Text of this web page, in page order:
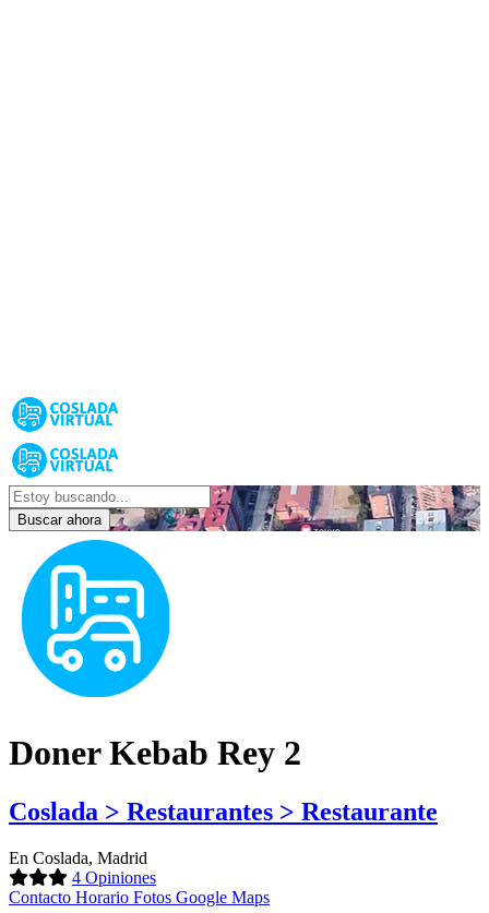
Buscar ahora
Doner Kebab Rey 2
Coslada > Restaurantes > Restaurante
En Coslada, Madrid
4 Opiniones
Contacto Horario Fotos Google Maps